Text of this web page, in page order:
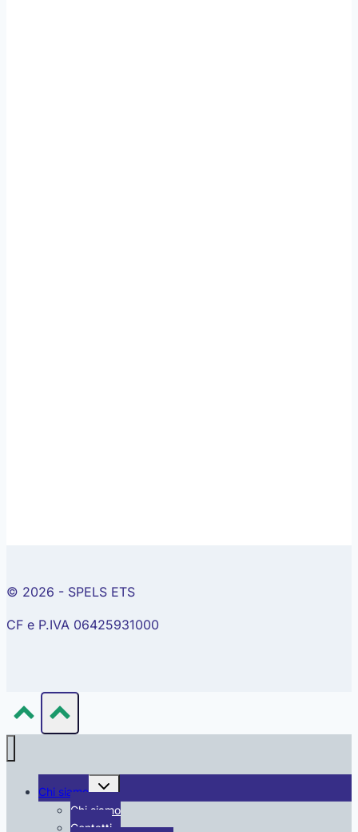
© 2026 - SPELS ETS
CF e P.IVA 06425931000
Chi siamo
Alterna
menu
figlio
Chi siamo
Contatti